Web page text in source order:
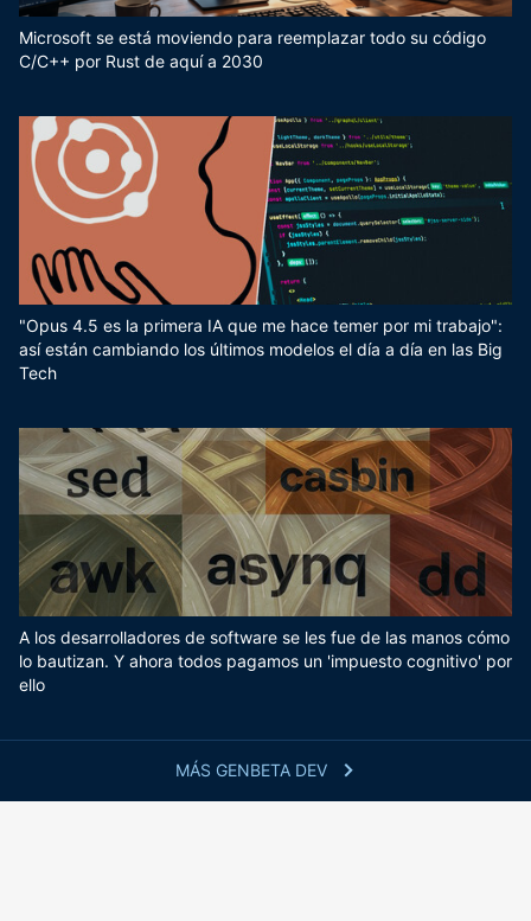
MÁS GENBETA DEV
Microsoft se está moviendo para reemplazar todo su código
C/C++ por Rust de aquí a 2030
"Opus 4.5 es la primera IA que me hace temer por mi trabajo":
así están cambiando los últimos modelos el día a día en las Big
Tech
A los desarrolladores de software se les fue de las manos cómo
lo bautizan. Y ahora todos pagamos un 'impuesto cognitivo' por
ello